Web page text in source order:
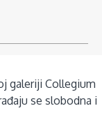
galeriji Collegium
se slobodna i